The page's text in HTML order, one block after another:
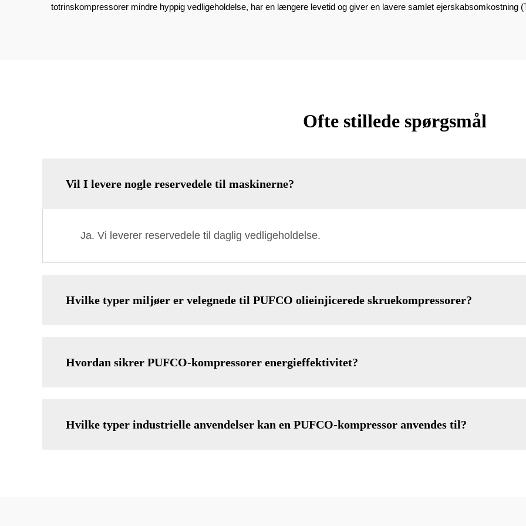
totrinskompressorer mindre hyppig vedligeholdelse, har en længere levetid og giver en lavere samlet ejerskabsomkostning
Ofte stillede spørgsmål
Vil I levere nogle reservedele til maskinerne?
Ja. Vi leverer reservedele til daglig vedligeholdelse.
Hvilke typer miljøer er velegnede til PUFCO olieinjicerede skruekompressorer?
Hvordan sikrer PUFCO-kompressorer energieffektivitet?
Hvilke typer industrielle anvendelser kan en PUFCO-kompressor anvendes til?